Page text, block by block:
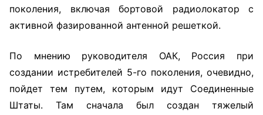
поколения, включая бортовой радиолокатор с
активной фазированной антенной решеткой.
По мнению руководителя ОАК, Россия при
создании истребителей 5-го поколения, очевидно,
пойдет тем путем, которым идут Соединенные
Штаты. Там сначала был создан тяжелый